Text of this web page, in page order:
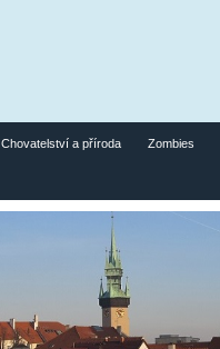
Chovatelství a příroda Zombies